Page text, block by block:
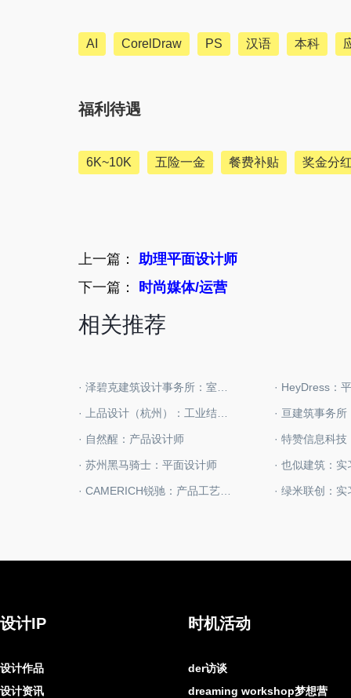
AI CorelDraw PS 汉语 本科
福利待遇
6K~10K 五险一金 餐费补贴 奖金分
上一篇： 助理平面设计师
下一篇： 时尚媒体/运营
相关推荐
· HeyDress：
· 自然醒：产品设计师 · 特赞信息科
· 苏州黑马骑士：平面设计师 · 也似建筑：
· 绿米联创：
设计IP
设计作品
设计资讯
时机活动
der访谈
dreaming workshop梦想营